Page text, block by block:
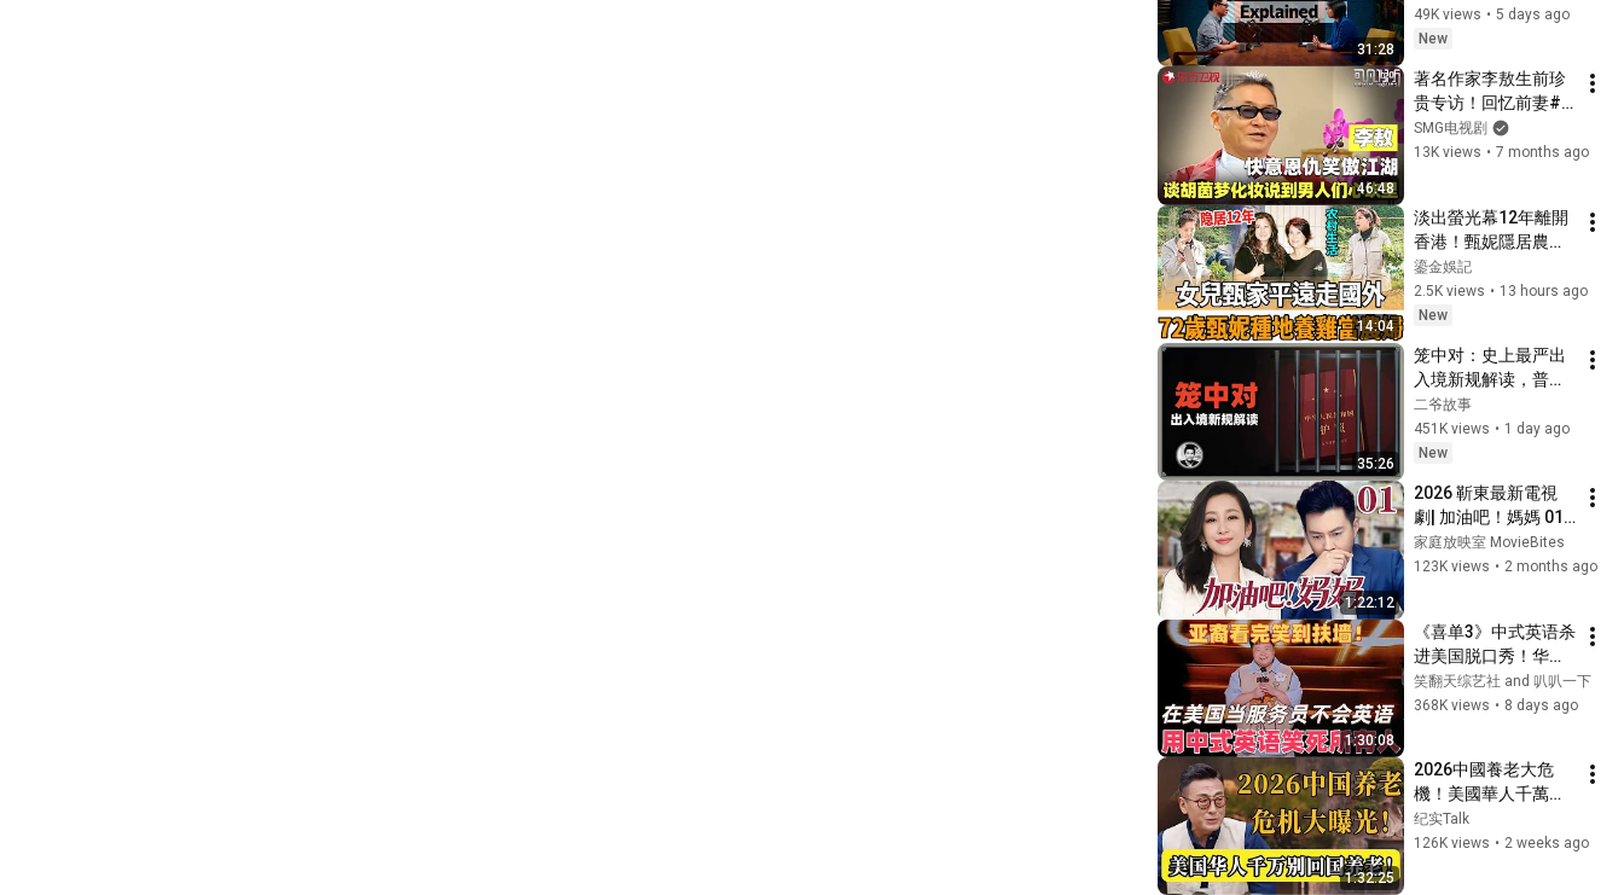
31:28
迷思| Eat healthier
49K views • 5 days ago
New
46:48
著名作家李敖生前珍
贵专访！回忆前妻#
胡茵梦 ：她妆前妆后
两个人还爱撒谎？评
一流知识分子！#李
敖 #可凡倾听 FULL
SMG电视剧
13K views • 7 months ago
14:04
淡出螢光幕12年離開
香港！甄妮隱居農村
種地養雞當農婦，39
歲女兒甄家平卻遠走
國外，當年傅聲慘死
第三者插足隱情曝光
鎏金娛記
2.5K views • 13 hours ago
New
35:26
笼中对：史上最严出
入境新规解读，普通
人还有出国的机会
吗？
二爷故事
451K views • 1 day ago
New
1:22:12
2026 靳東最新電視
劇| 加油吧！媽媽 01
丈夫出軌自己最好的
閨蜜，堅強媽媽帶娃
家庭放映室 MovieBites
123K views • 2 months ago
1:30:08
《喜单3》中式英语杀
进美国脱口秀！华裔
服务员不会英语，靠
口音把全场笑疯了！
#funny #综艺
笑翻天综艺社 and 叭叭一下
368K views • 8 days ago
1:32:25
2026中國養老大危
機！美國華人千萬別
盲目回國養老！專家
發出警告：這幾個現
纪实Talk
126K views • 2 weeks ago